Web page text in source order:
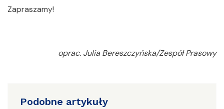
Zapraszamy!
oprac. Julia Bereszczyńska/Zespół Prasowy
Podobne artykuły